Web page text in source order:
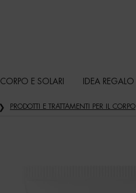
CORPO E SOLARI IDEA REGALO
PRODOTTI E TRATTAMENTI PER IL CORPO